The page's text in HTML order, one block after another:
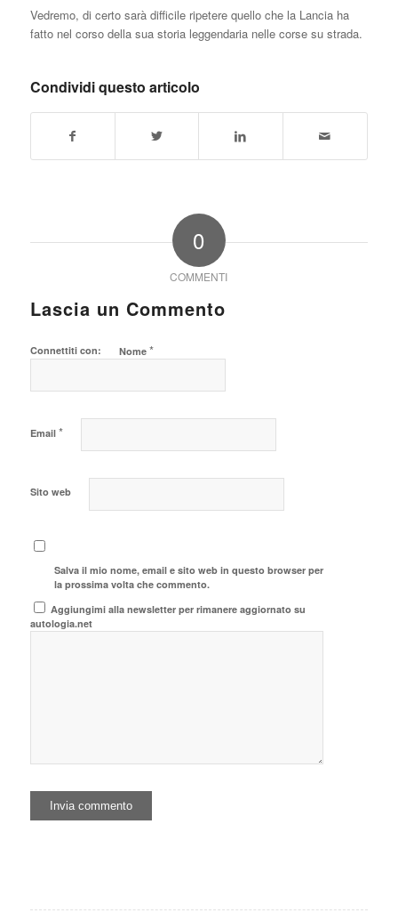
Vedremo, di certo sarà difficile ripetere quello che la Lancia ha
fatto nel corso della sua storia leggendaria nelle corse su strada.
Condividi questo articolo
0
COMMENTI
Lascia un Commento
Connettiti con: Nome *
Email *
Sito web
Salva il mio nome, email e sito web in questo browser per
la prossima volta che commento.
Aggiungimi alla newsletter per rimanere aggiornato su
autologia.net